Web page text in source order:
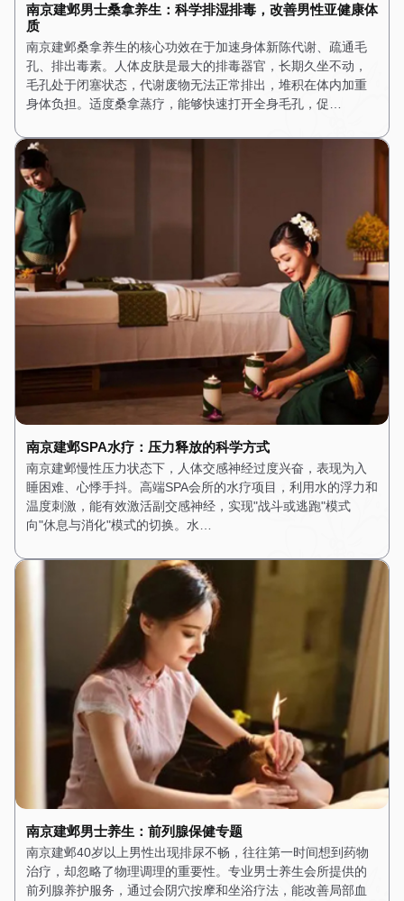
南京建邺男士桑拿养生：科学排湿排毒，改善男性亚健康体
质
南京建邺桑拿养生的核心功效在于加速身体新陈代谢、疏通毛
孔、排出毒素。人体皮肤是最大的排毒器官，长期久坐不动，
毛孔处于闭塞状态，代谢废物无法正常排出，堆积在体内加重
身体负担。适度桑拿蒸疗，能够快速打开全身毛孔，促…
南京建邺SPA水疗：压力释放的科学方式
南京建邺慢性压力状态下，人体交感神经过度兴奋，表现为入
睡困难、心悸手抖。高端SPA会所的水疗项目，利用水的浮力和
温度刺激，能有效激活副交感神经，实现"战斗或逃跑"模式
向"休息与消化"模式的切换。水…
南京建邺男士养生：前列腺保健专题
南京建邺40岁以上男性出现排尿不畅，往往第一时间想到药物
治疗，却忽略了物理调理的重要性。专业男士养生会所提供的
前列腺养护服务，通过会阴穴按摩和坐浴疗法，能改善局部血